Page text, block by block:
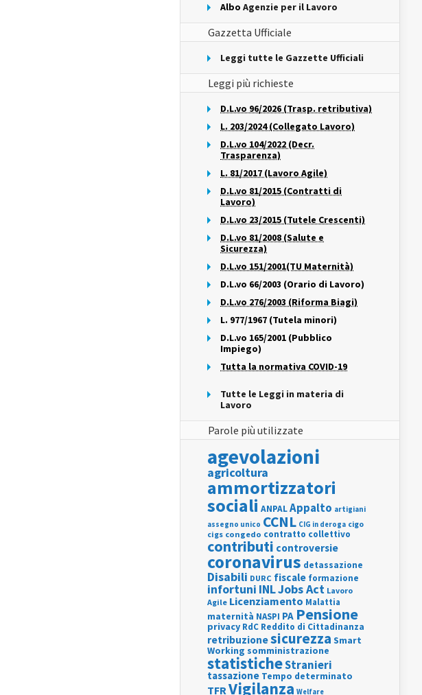
Albo Agenzie per il Lavoro
Gazzetta Ufficiale
Leggi tutte le Gazzette Ufficiali
Leggi più richieste
D.L.vo 96/2026 (Trasp. retributiva)
L. 203/2024 (Collegato Lavoro)
D.L.vo 104/2022 (Decr.
Trasparenza)
L. 81/2017 (Lavoro Agile)
D.L.vo 81/2015 (Contratti di
Lavoro)
D.L.vo 23/2015 (Tutele Crescenti)
D.L.vo 81/2008 (Salute e
Sicurezza)
D.L.vo 151/2001(TU Maternità)
D.L.vo 66/2003 (Orario di Lavoro)
D.L.vo 276/2003 (Riforma Biagi)
L. 977/1967 (Tutela minori)
D.L.vo 165/2001 (Pubblico
Impiego)
Tutta la normativa COVID-19
Tutte le Leggi in materia di
Lavoro
Parole più utilizzate
agevolazioni
agricoltura
ammortizzatori
sociali ANPALAppalto artigiani
assegno unico CCNL CIG in deroga cigo
cigs congedo contratto collettivo
contributi controversie
coronavirus detassazione
Disabili DURC fiscale formazione
infortuni INLJobs Act Lavoro
Agile Licenziamento Malattia
maternità NASPI PA Pensione
privacy RdC Reddito di Cittadinanza
retribuzionesicurezza Smart
Working somministrazione
statisticheStranieri
tassazione Tempo determinato
TFRVigilanza Welfare